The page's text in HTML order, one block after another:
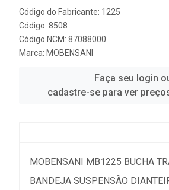
Código do Fabricante: 1225
Código: 8508
Código NCM: 87088000
Marca: MOBENSANI
Faça seu login
cadastre-se para ver
MOBENSANI MB1225 BUCHA
BANDEJA SUSPENSÃO